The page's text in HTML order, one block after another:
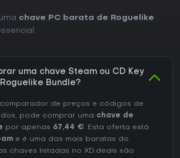
chave PC barata de Roguelike
uma chave Steam ou CD Key
Bundle?
de preços e códigos de
pode comprar uma chave de
por apenas 67,44 €. Esta oferta está
e é uma das mais baratas do
chaves listadas no XD.deals são